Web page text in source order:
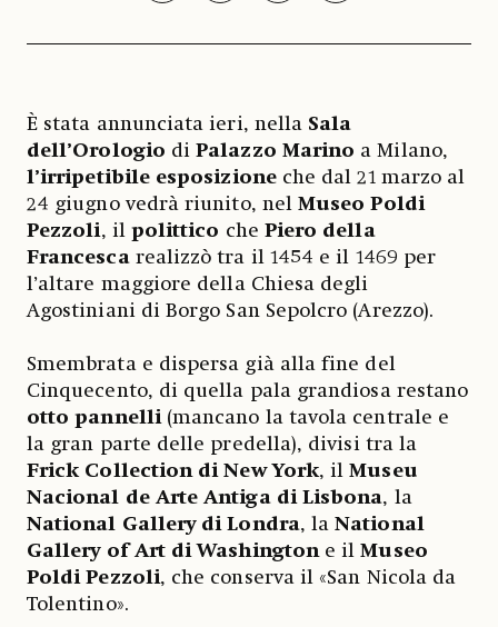
È stata annunciata ieri, nella Sala
dell’Orologio diPalazzo Marino a Milano,
l’irripetibile esposizioneche dal 21 marzo al
24 giugno vedrà riunito, nelMuseo Poldi
Pezzoli, il polittico che Piero della
Francescarealizzò tra il 1454 e il 1469 per
l’altare maggiore della Chiesa degli
Agostiniani di Borgo San Sepolcro (Arezzo).
Smembrata e dispersa già alla fine del
Cinquecento, di quella pala grandiosa restano
otto pannelli(mancano la tavola centrale e
la gran parte delle predella), divisi tra la
Frick Collection di New York, ilMuseu
Nacional de Arte Antiga di Lisbona, la
National Gallery di Londra, laNational
Gallery of Art di Washingtone ilMuseo
Poldi Pezzoli, che conserva il «San Nicola da
Tolentino».